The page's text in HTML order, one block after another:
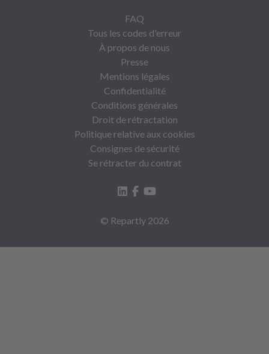
FAQ
Tous les codes d'erreur
À propos de nous
Presse
Mentions légales
Confidentialité
Conditions générales
Droit de rétractation
Politique relative aux cookies
Consignes de sécurité
Se rétracter du contrat
© Repartly 2026